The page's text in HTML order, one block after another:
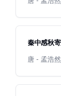
秦中感秋
唐 - 孟浩然